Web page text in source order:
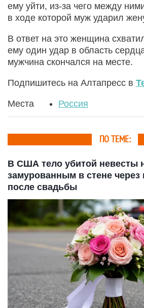
ему уйти, из-за чего между
в ходе которой муж ударил
В ответ на это женщина
ему один удар в область
мужчина скончался на месте.
Подпишитесь на Алтапресс в
Места Россия
ПО ТЕМЕ:
В США тело убитой невесты
замурованным в стене через
после свадьбы